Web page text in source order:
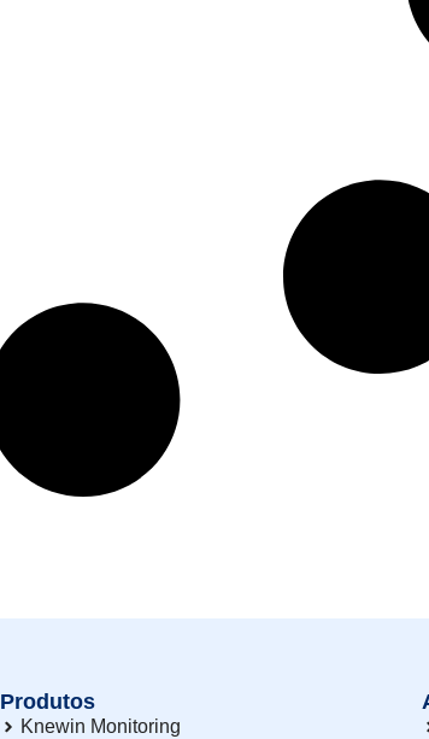
Produtos
Knewin Monitoring